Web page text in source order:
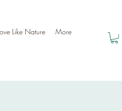
Like Nature More